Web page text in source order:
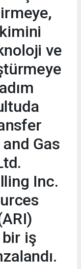
ve
Gas
Inc.
bir iş